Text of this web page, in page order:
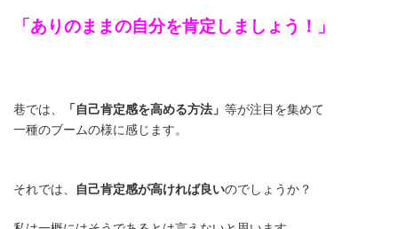
「ありのままの自分を肯定しましょう！」
巷では、 「自己肯定感を高める方法」 等が注目を集めて
一種のブームの様に感じます。
それでは、 自己肯定感が高ければ良いのでしょうか？